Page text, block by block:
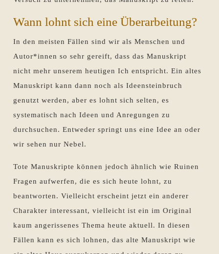
Wann lohnt sich eine Überarbeitung?
In den meisten Fällen sind wir als Menschen und
Autor*innen so sehr gereift, dass das Manuskript
nicht mehr unserem heutigen Ich entspricht. Ein altes
Manuskript kann dann noch als Ideensteinbruch
genutzt werden, aber es lohnt sich selten, es
systematisch nach Ideen und Anregungen zu
durchsuchen. Entweder springt uns eine Idee an oder
wir sehen nur Nebel.
Tote Manuskripte können jedoch ähnlich wie Ruinen
Fragen aufwerfen, die es sich heute lohnt, zu
beantworten. Vielleicht erscheint jetzt ein anderer
Charakter interessant, vielleicht ist ein im Original
kaum angerissenes Thema heute aktuell. In diesen
Fällen kann es sich lohnen, das alte Manuskript wie